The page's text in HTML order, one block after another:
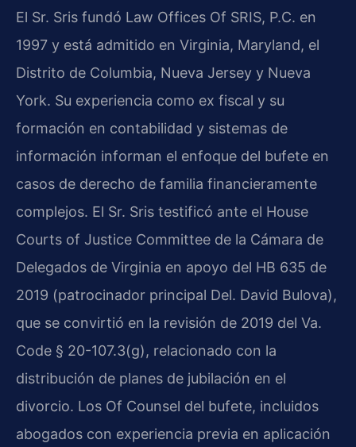
El Sr. Sris fundó Law Offices Of SRIS, P.C. en
1997 y está admitido en Virginia, Maryland, el
Distrito de Columbia, Nueva Jersey y Nueva
York. Su experiencia como ex fiscal y su
formación en contabilidad y sistemas de
información informan el enfoque del bufete en
casos de derecho de familia financieramente
complejos. El Sr. Sris testificó ante el House
Courts of Justice Committee de la Cámara de
Delegados de Virginia en apoyo del HB 635 de
2019 (patrocinador principal Del. David Bulova),
que se convirtió en la revisión de 2019 del Va.
Code § 20-107.3(g), relacionado con la
distribución de planes de jubilación en el
divorcio. Los Of Counsel del bufete, incluidos
abogados con experiencia previa en aplicación